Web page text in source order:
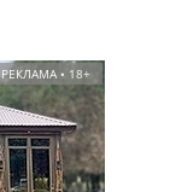
РЕКЛАМА • 18+